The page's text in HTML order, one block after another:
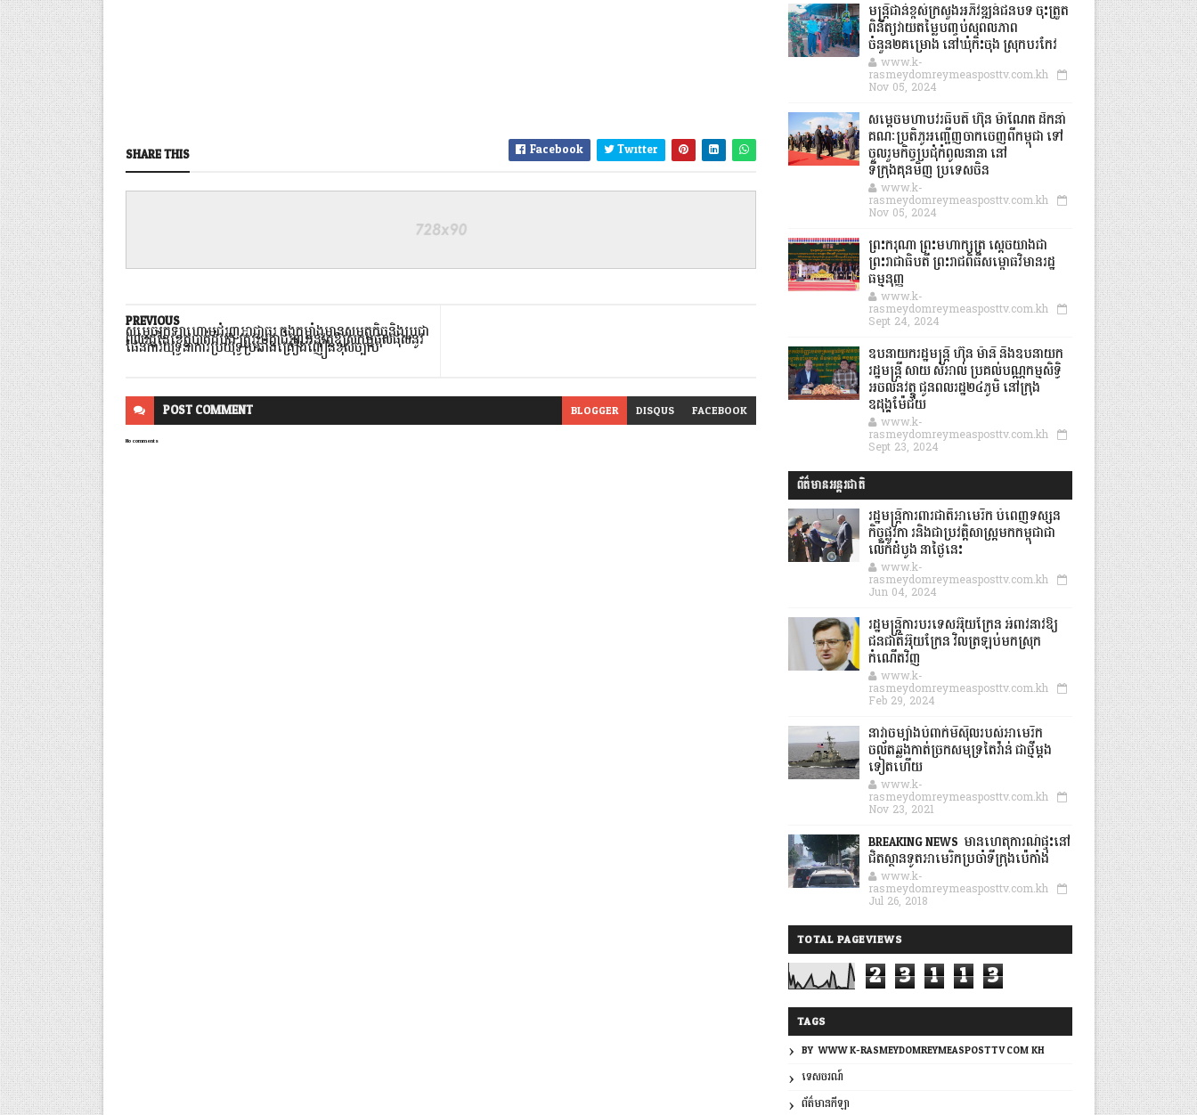
SHARE THIS Facebook Twitter
PREVIOUS
សម្តេចក្រឡាហោមជំរុញអាជ្ញាធរ កងកម្លាំងមានសមត្ថកិច្ចនិងប្រជា
ពលរដ្ឋនៃខេត្តបាត់ដំបង ត្រូវរួមគ្នាជំរុញអនុវត្តឱ្យសកម្មផុលផុសនូវ
ផែនការយុទ្ធនាការប្រយុទ្ធប្រឆាំងគ្រឿងញៀនខុសច្បាប់
POSTCOMMENT BLOGGER DISQUS FACEBOOK
No comments
មន្ត្រីជាន់ខ្ពស់ក្រសួងអភិវឌ្ឍន៍ជនបទ ចុះត្រួត
ពិនិត្យវាយតម្លៃបញ្ចប់សុពលភាព
ចំនួន២គម្រោង នៅឃុំកិះចុង ស្រុកបរកែវ
www.k-
rasmeydomreymeasposttv.com.kh
Nov 05, 2024
សម្តេចមហាបវរធិបតី ហ៊ុន ម៉ាណែត ដឹកនាំ
គណៈប្រតិភូអញ្ជើញចាកចេញពីកម្ពុជា ទៅ
ចូលរួមកិច្ចប្រជុំកំពូលនានា នៅ
ទីក្រុងគុនមិញ ប្រទេសចិន
www.k-
rasmeydomreymeasposttv.com.kh
Nov 05, 2024
ព្រះករុណា ព្រះមហាក្សត្រ ស្តេចយាងជា
ព្រះរាជាធិបតី ព្រះរាជពិធីសម្ពោធវិមានរដ្ឋ
ធម្មនុញ្ញ
www.k-
rasmeydomreymeasposttv.com.kh
Sept 24, 2024
ឧបនាយករដ្ឋមន្ដ្រី ហ៊ុន ម៉ានី និងឧបនាយក
រដ្ឋមន្ដ្រី សាយ សំអាល់ ប្រគល់បណ្ណកម្មសិទ្ធិ
អចលនវត្ថុ ជូនពលរដ្ឋ២៤ភូមិ នៅក្រុង
ឧដុង្គម៉ែជ័យ
www.k-
rasmeydomreymeasposttv.com.kh
Sept 23, 2024
ព័ត៌មានអន្តរជាតិ
រដ្ឋមន្រ្តីការពារជាតិអាមេរិក បំពេញទស្សន
កិច្ចផ្លូវកា រនិងជាប្រវត្តិសាស្រ្តមកកម្ពុជាជា
លើកដំបូង នាថ្ងៃនេះ
www.k-
rasmeydomreymeasposttv.com.kh
Jun 04, 2024
រដ្ឋមន្ត្រីការបរទេសអ៊ុយក្រែន អំពាវនាវឱ្យ
ជនជាតិអ៊ុយក្រែន វិលត្រឡប់មកស្រុក
កំណើតវិញ
www.k-
rasmeydomreymeasposttv.com.kh
Feb 29, 2024
នាវាចម្បាំងបំពាក់មីស៊ីលរបស់អាមេរិក
ចល័តឆ្លងកាត់ច្រកសមុទ្រតៃវ៉ាន់ ជាថ្មីម្តង
ទៀតហើយ
www.k-
rasmeydomreymeasposttv.com.kh
Nov 23, 2021
BREAKING NEWS: មានហេតុការណ៍ផ្ទុះនៅ
ជិតស្ថានទូតអាមេរិកប្រចាំទីក្រុងប៉េកាំង
www.k-
rasmeydomreymeasposttv.com.kh
Jul 26, 2018
TOTAL PAGEVIEWS
2 3 1 1 3
TAGS
BY: WWW.K-RASMEYDOMREYMEASPOSTTV.COM.KH
ទេសចរណ៍
ព័ត៌មានកីឡា